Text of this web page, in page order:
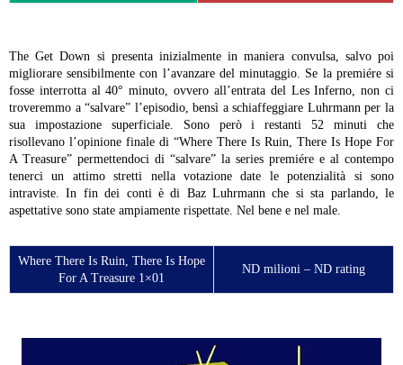
The Get Down si presenta inizialmente in maniera convulsa, salvo poi
migliorare sensibilmente con l’avanzare del minutaggio. Se la premiére si
fosse interrotta al 40° minuto, ovvero all’entrata del Les Inferno, non ci
troveremmo a “salvare” l’episodio, bensì a schiaffeggiare Luhrmann per la
sua impostazione superficiale. Sono però i restanti 52 minuti che
risollevano l’opinione finale di “Where There Is Ruin, There Is Hope For
A Treasure” permettendoci di “salvare” la series premiére e al contempo
tenerci un attimo stretti nella votazione date le potenzialità si sono
intraviste. In fin dei conti è di Baz Luhrmann che si sta parlando, le
aspettative sono state ampiamente rispettate. Nel bene e nel male.
Where There Is Ruin, There Is Hope
For A Treasure 1×01
ND milioni – ND rating